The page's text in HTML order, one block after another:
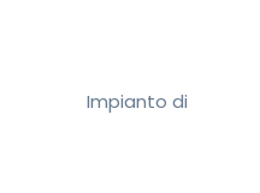
Impianto di